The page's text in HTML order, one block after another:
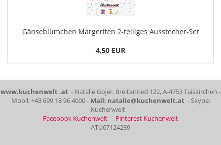
Gänseblümchen Margeriten 2-teiliges Ausstecher-Set
4,50 EUR
www.kuchenwelt .at - Natalie Gojer, Breitenried 122, A-4753 Taiskirchen -
Mobil: +43 699 18 96 4000 - Mail: natalie@kuchenwelt.at - Skype:
Kuchenwelt -
Facebook Kuchenwelt - Pinterest Kuchenwelt
ATU67124239